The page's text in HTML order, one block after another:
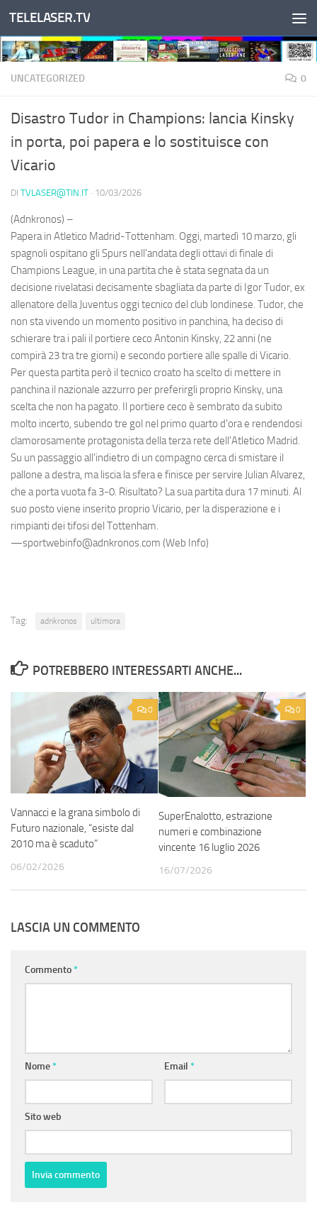
Salta al contenuto
TELELASER.TV
UNCATEGORIZED 0
Disastro Tudor in Champions: lancia Kinsky
in porta, poi papera e lo sostituisce con
Vicario
DI TVLASER@TIN.IT · 10/03/2026
(Adnkronos) –
Papera in Atletico Madrid-Tottenham. Oggi, martedì 10 marzo, gli
spagnoli ospitano gli Spurs nell'andata degli ottavi di finale di
Champions League, in una partita che è stata segnata da un
decisione rivelatasi decisamente sbagliata da parte di Igor Tudor, ex
allenatore della Juventus oggi tecnico del club londinese. Tudor, che
non sta vivendo un momento positivo in panchina, ha deciso di
schierare tra i pali il portiere ceco Antonin Kinsky, 22 anni (ne
compirà 23 tra tre giorni) e secondo portiere alle spalle di Vicario.
Per questa partita però il tecnico croato ha scelto di mettere in
panchina il nazionale azzurro per preferirgli proprio Kinsky, una
scelta che non ha pagato. Il portiere ceco è sembrato da subito
molto incerto, subendo tre gol nel primo quarto d'ora e rendendosi
clamorosamente protagonista della terza rete dell'Atletico Madrid.
Su un passaggio all'indietro di un compagno cerca di smistare il
pallone a destra, ma liscia la sfera e finisce per servire Julian Alvarez,
che a porta vuota fa 3-0. Risultato? La sua partita dura 17 minuti. Al
suo posto viene inserito proprio Vicario, per la disperazione e i
rimpianti dei tifosi del Tottenham.
—sportwebinfo@adnkronos.com (Web Info)
Tag: adnkronos ultimora
POTREBBERO INTERESSARTI ANCHE...
0
Vannacci e la grana simbolo di
Futuro nazionale, “esiste dal
2010 ma è scaduto”
06/02/2026
0
SuperEnalotto, estrazione
numeri e combinazione
vincente 16 luglio 2026
16/07/2026
LASCIA UN COMMENTO
Commento*
Nome* Email *
Sito web